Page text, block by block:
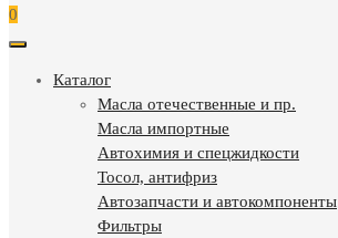
0
Каталог
Масла отечественные и пр.
Масла импортные
Автохимия и спецжидкости
Тосол, антифриз
Автозапчасти и автокомпоненты
Фильтры